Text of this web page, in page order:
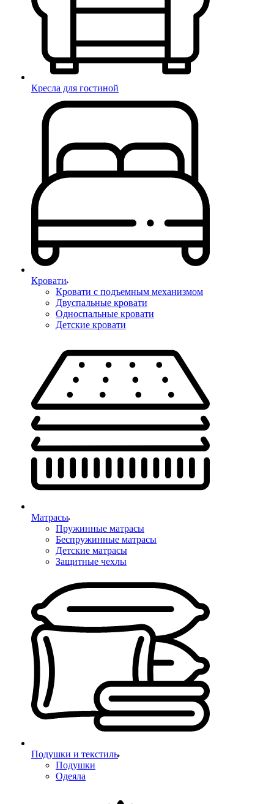
Кресла для гостиной
Кровати
Кровати с подъемным механизмом
Двуспальные кровати
Односпальные кровати
Детские кровати
Матрасы
Пружинные матрасы
Беспружинные матрасы
Детские матрасы
Защитные чехлы
Подушки и текстиль
Подушки
Одеяла